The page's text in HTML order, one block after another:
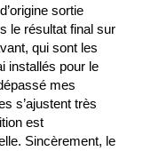
sortie
le résultat final sur
qui sont les
installés pour le
mes
s’ajustent très
est
Sincèrement, le